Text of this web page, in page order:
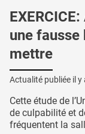
une fausse
mettre
Actualité publiée il y
Cette étude de
de culpabilité et
fréquentent la